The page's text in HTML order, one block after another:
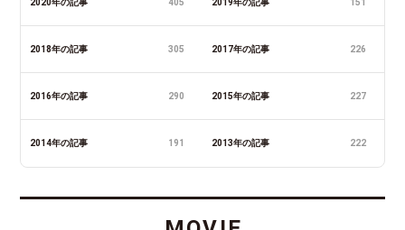
2020年の記事 405 2019年の記事 151
2018年の記事 305 2017年の記事 226
2016年の記事 290 2015年の記事 227
2014年の記事 191 2013年の記事 222